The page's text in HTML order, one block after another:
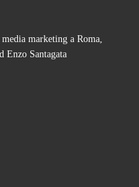
marketing a Roma,
Enzo Santagata